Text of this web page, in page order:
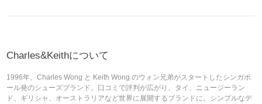
Charles&Keithについて
1996年、Charles Wong と Keith Wong のウォン兄弟がスタートしたシンガポ
ール発のシューズブランド。口コミで評判が広がり、タイ、ニュージーラン
ド、ギリシャ、オーストラリアなど世界に展開するブランドに。シンプルなデ